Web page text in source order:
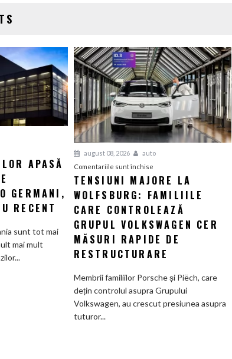
APASĂ
GERMANI,
RECENT
sunt tot mai
mai mult
august 08, 2026
auto
Comentariile sunt închisepentru
Tensiuni
majore
la
Familiile
care
controlează
Volkswagen
cer
măsuri
TENSIUNI MAJORE LA
WOLFSBURG: FAMILIILE
CARE CONTROLEAZĂ
GRUPUL VOLKSWAGEN CER
MĂSURI RAPIDE DE
RESTRUCTURARE
Membrii familiilor Porsche și Piëch, care
dețin controlul asupra Grupului
Volkswagen, au crescut presiunea asupra
tuturor...